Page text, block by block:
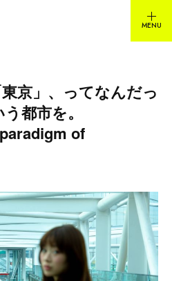
京」、ってなんだっ
都市を。
of